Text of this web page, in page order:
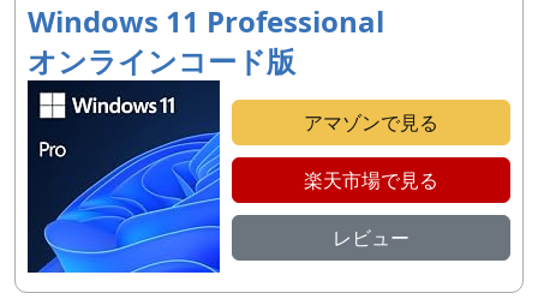
Windows 11 Professional
オンラインコード版
アマゾンで見る
楽天市場で見る
レビュー